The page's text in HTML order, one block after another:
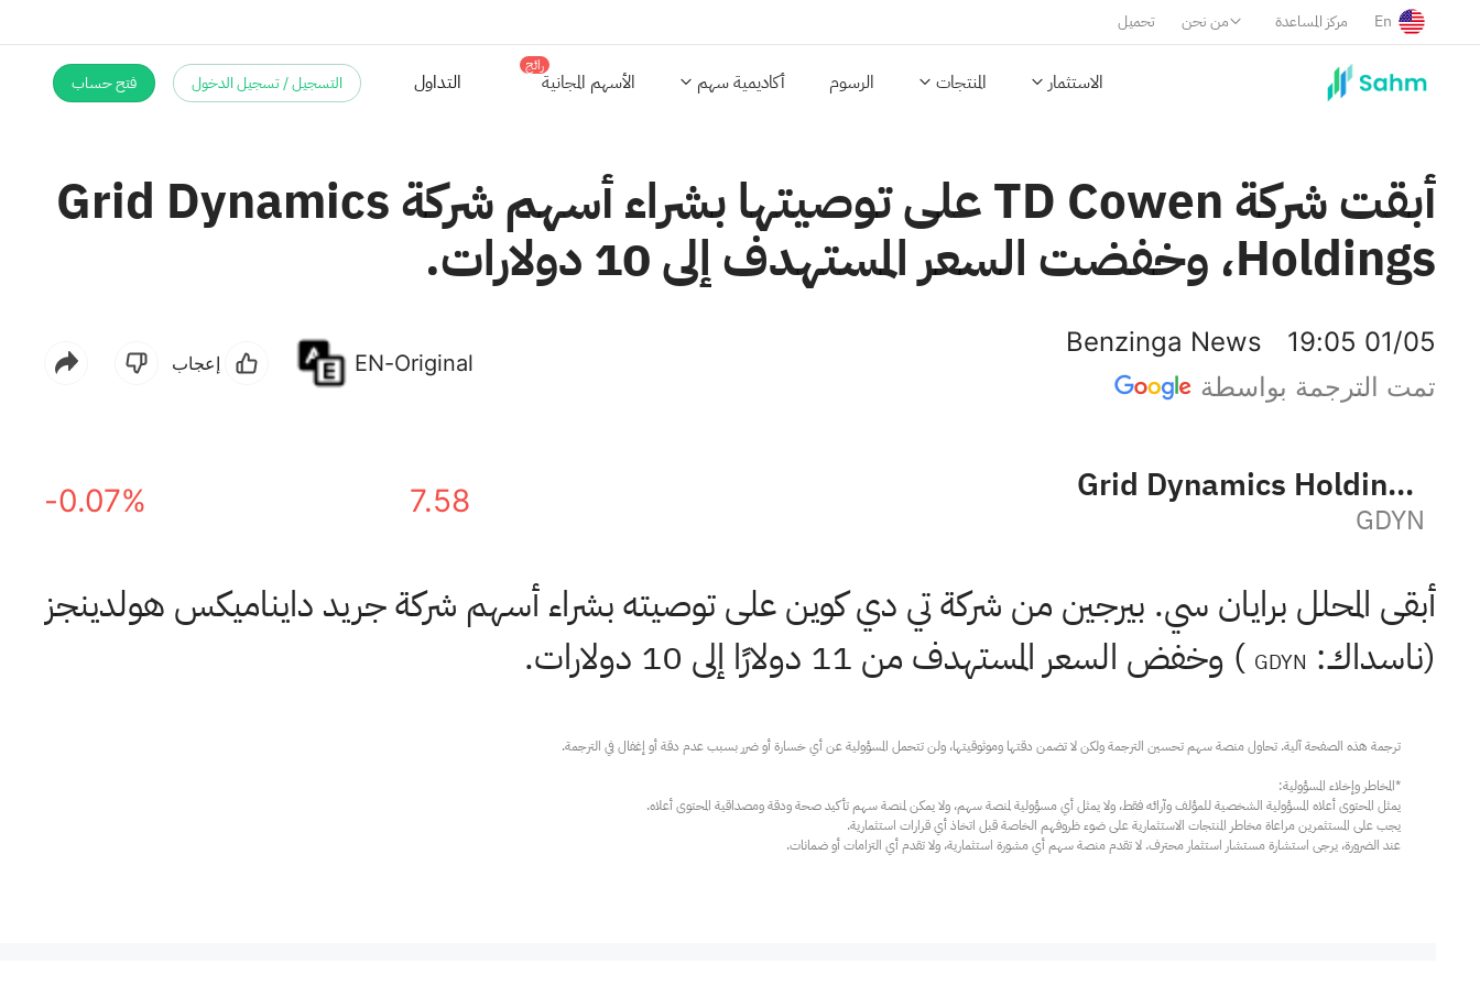
تحميل من نحن مركز المساعدة En
الاستثمار المنتجات الرسوم أكاديمية سهم الأسهم المجانية
رائج
التداول التسجيل / تسجيل الدخول فتح حساب
أبقت شركة TD Cowen على توصيتها بشراء أسهم شركة Grid Dynamics
Holdings، وخفضت السعر المستهدف إلى 10 دولارات.
Benzinga News
19:05 01/05
تمت الترجمة بواسطة
EN-Original إعجاب
Grid Dynamics Holdings, Inc. Class A
GDYN
7.58
-0.07%
أبقى المحلل برايان سي. بيرجين من شركة تي دي كوين على توصيته بشراء أسهم شركة جريد دايناميكس هولدينجز
(ناسداك: GDYN ) وخفض السعر المستهدف من 11 دولارًا إلى 10 دولارات.
عند الضرورة، يرجى استشارة مستشار استثمار محترف. لا تقدم منصة سهم أي مشورة استثمارية، ولا تقدم أي التزامات أو ضمانات.